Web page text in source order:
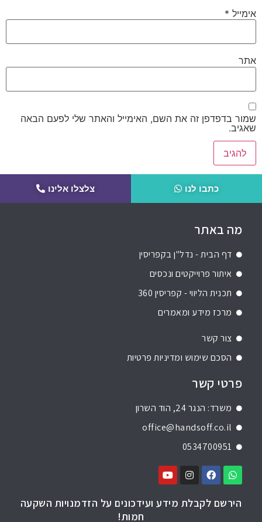
אימייל *
אתר
שמור בדפדפן זה את השם, האימייל והאתר שלי לפעם הבאה
שאגיב.
כתבו לנו צלצלו אלינו
מה באתר
דף הבית - נדל"ן בקפריסין
איתור פרוייקטים ונכסים
תכנית הליווי - קפריסין 360
מרכז מידע ומאמרים
צור קשר
הסכם שימוש ומדיניות פרטיות
פרטי קשר
משרד: הנגר 24, הוד השרון
office@handsoff.co.il
0534700951
הירשם לקבלת מידע ועידכונים על הזדמנויות השקעה
חמות!